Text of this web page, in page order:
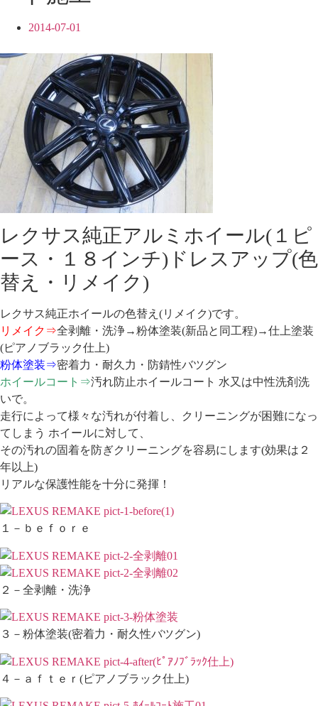
2014-07-01
レクサス純正アルミホイール(１ピ
ース・１８インチ)ドレスアップ(色
替え・リメイク)
レクサス純正ホイールの色替え(リメイク)です。
リメイク⇒全剥離・洗浄→粉体塗装(新品と同工程)→仕上塗装
(ピアノブラック仕上)
粉体塗装⇒密着力・耐久力・防錆性バツグン
ホイールコート⇒汚れ防止ホイールコート 水又は中性洗剤洗
いで。
走行によって様々な汚れが付着し、クリーニングが困難になっ
てしまう ホイールに対して、
その汚れの固着を防ぎクリーニングを容易にします(効果は２
年以上)
リアルな保護性能を十分に発揮！
１－ｂｅｆｏｒｅ
２－全剥離・洗浄
３－粉体塗装(密着力・耐久性バツグン)
４－ａｆｔｅｒ(ピアノブラック仕上)